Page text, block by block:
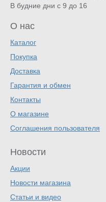
В будние дни с 9 до 16
О нас
Каталог
Покупка
Доставка
Гарантия и обмен
Контакты
О магазине
Соглашения пользователя
Новости
Акции
Новости магазина
Статьи и видео